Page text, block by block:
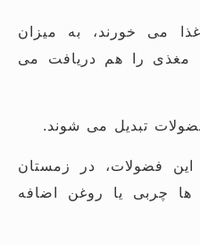
می خورند، به میزان
مغذی را هم دریافت می
تبدیل می شوند.
این فضولات، در زمستان
ها چربی یا روغن اضافه